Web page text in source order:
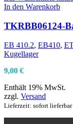
In den Warenkorb
TKRBB06124-
EB 410.2, EB410,
Kugellager
9,00 €
Enthält 19% MwSt.
zzgl. Versand
Lieferzeit: sofort lieferbar